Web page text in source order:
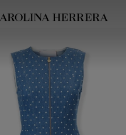
zur Barrierefreiheit (Link)